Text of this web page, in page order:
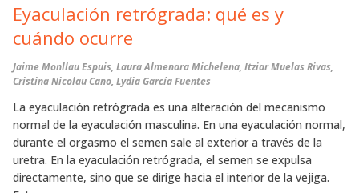
Eyaculación retrógrada: qué es y
cuándo ocurre
Jaime Monllau Espuis, Laura Almenara Michelena, Itziar Muelas Rivas,
Cristina Nicolau Cano, Lydia García Fuentes
La eyaculación retrógrada es una alteración del mecanismo
normal de la eyaculación masculina. En una eyaculación normal,
durante el orgasmo el semen sale al exterior a través de la
uretra. En la eyaculación retrógrada, el semen se expulsa
directamente, sino que se dirige hacia el interior de la vejiga.